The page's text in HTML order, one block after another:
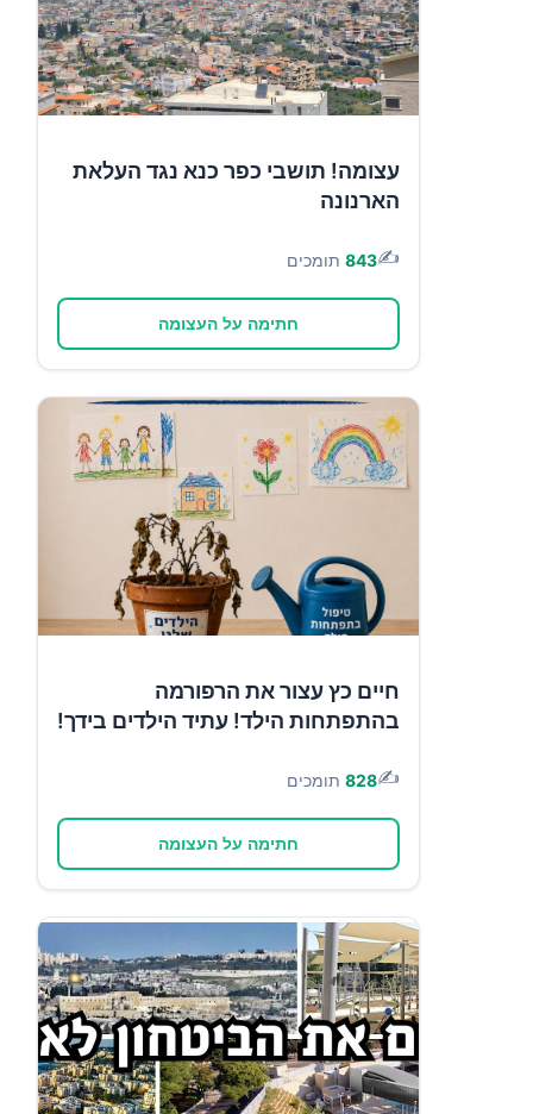
עצומה! תושבי כפר כנא נגד העלאת
הארנונה
✍️
843 תומכים
חתימה על העצומה
חיים כץ עצור את הרפורמה
בהתפתחות הילד! עתיד הילדים בידך!
✍️
828 תומכים
חתימה על העצומה